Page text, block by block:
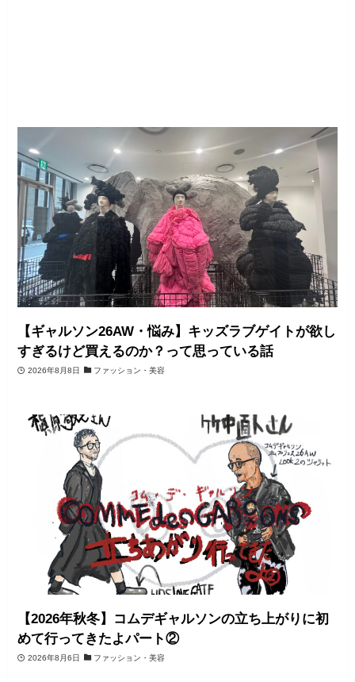
【ギャルソン26AW・悩み】キッズラブゲイトが欲し
すぎるけど買えるのか？って思っている話
2026年8月8日 ファッション・美容
【2026年秋冬】コムデギャルソンの立ち上がりに初
めて行ってきたよパート②
2026年8月6日 ファッション・美容